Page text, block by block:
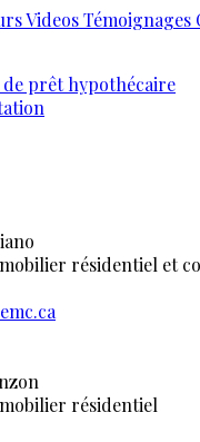
VideosTémoignages
prêt hypothécaire
résidentiel et
résidentiel